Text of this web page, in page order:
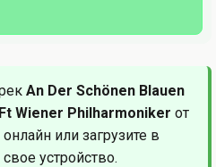
An Der Schönen Blauen
Wiener Philharmoniker от
или загрузите в
устройство.